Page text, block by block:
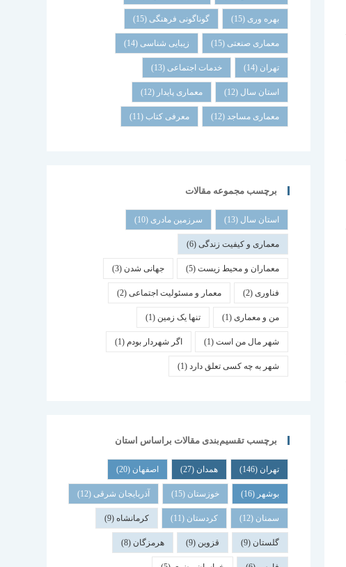
بهره وری (15) گوناگونی فرهنگی (15)
معماری صنعتی (15) زیبایی شناسی (14)
تهران (14) خدمات اجتماعی (13)
استان سال (12) معماری پایدار (12)
معماری مساجد(12) معرفی کتاب (11)
برچسب مجموعه مقالات
استان سال (13) سرزمین مادری (10)
معماری و کیفیت زندگی(6)
معماران و محیط زیست(5) جهانی شدن (3)
فناوری(2) معمار و مسئولیت اجتماعی(2)
من و معماری(1) تنها یک زمین (1)
شهر مال من است(1) اگر شهردار بودم (1)
شهر به چه کسی تعلق دارد(1)
برچسب تقسیم‌بندی مقالات براساس استان
تهران (146) همدان (27) اصفهان (20)
بوشهر (16) خوزستان (15) آذربایجان شرقی (12)
سمنان (12) کردستان (11) کرمانشاه(9)
گلستان (9) قزوین (9) هرمزگان (8)